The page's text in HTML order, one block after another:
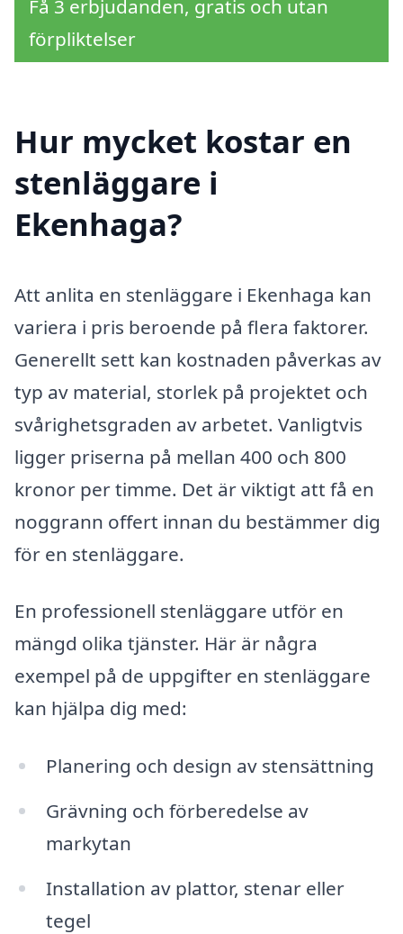
Få 3 erbjudanden, gratis och utan
förpliktelser
Hur mycket kostar en
stenläggare i
Ekenhaga?
Att anlita en stenläggare i Ekenhaga kan
variera i pris beroende på flera faktorer.
Generellt sett kan kostnaden påverkas av
typ av material, storlek på projektet och
svårighetsgraden av arbetet. Vanligtvis
ligger priserna på mellan 400 och 800
kronor per timme. Det är viktigt att få en
noggrann offert innan du bestämmer dig
för en stenläggare.
En professionell stenläggare utför en
mängd olika tjänster. Här är några
exempel på de uppgifter en stenläggare
kan hjälpa dig med:
Planering och design av stensättning
Grävning och förberedelse av
markytan
Installation av plattor, stenar eller
tegel